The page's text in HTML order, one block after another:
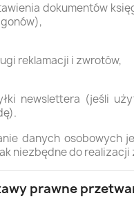
dokumentów
reklamacji i zwrotów,
newslettera (jeśli
danych osobowych
niezbędne do realizacji
prawne